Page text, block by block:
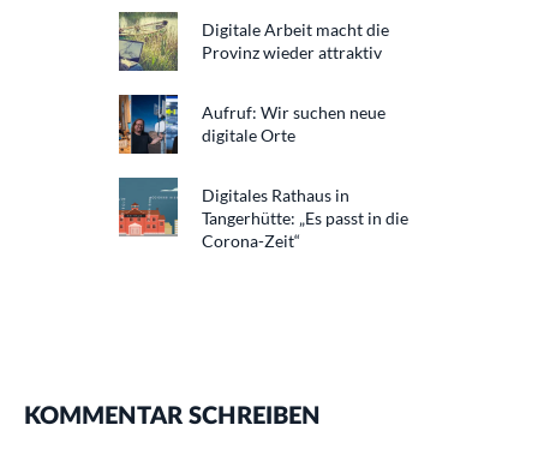
Digitale Arbeit macht die
Provinz wieder attraktiv
Aufruf: Wir suchen neue
digitale Orte
Digitales Rathaus in
Tangerhütte: „Es passt in die
Corona-Zeit“
KOMMENTAR SCHREIBEN